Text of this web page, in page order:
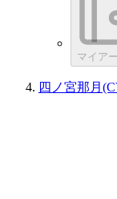
マイア
四ノ宮那月